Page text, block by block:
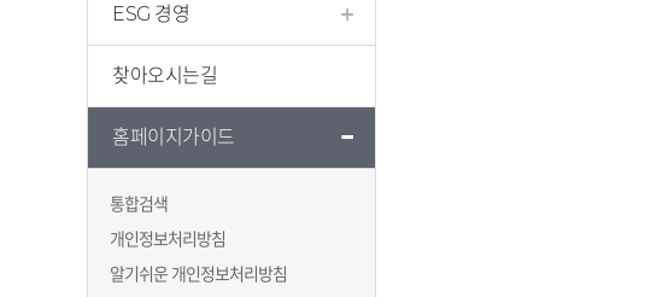
ESG 경영
찾아오시는길
홈페이지가이드
통합검색
개인정보처리방침
알기쉬운 개인정보처리방침